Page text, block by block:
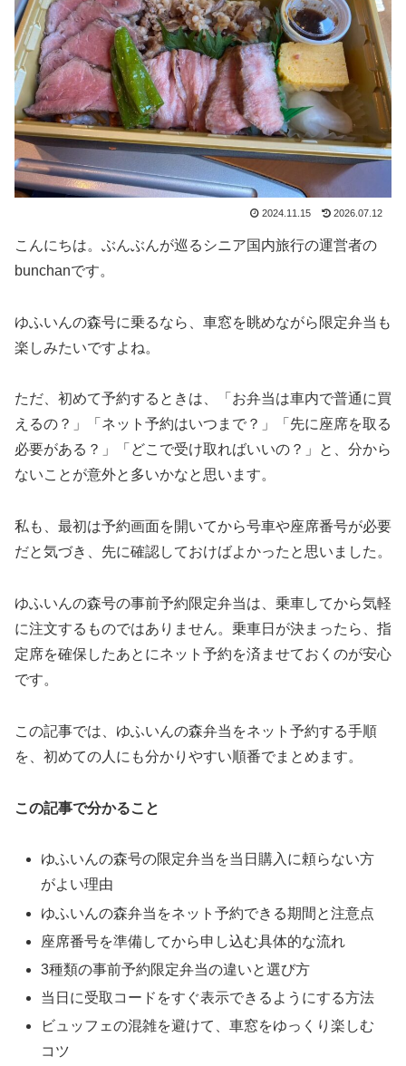
2024.11.15 2026.07.12
こんにちは。ぶんぶんが巡るシニア国内旅行の運営者の
bunchanです。
ゆふいんの森号に乗るなら、車窓を眺めながら限定弁当も
楽しみたいですよね。
ただ、初めて予約するときは、「お弁当は車内で普通に買
えるの？」「ネット予約はいつまで？」「先に座席を取る
必要がある？」「どこで受け取ればいいの？」と、分から
ないことが意外と多いかなと思います。
私も、最初は予約画面を開いてから号車や座席番号が必要
だと気づき、先に確認しておけばよかったと思いました。
ゆふいんの森号の事前予約限定弁当は、乗車してから気軽
に注文するものではありません。乗車日が決まったら、指
定席を確保したあとにネット予約を済ませておくのが安心
です。
この記事では、ゆふいんの森弁当をネット予約する手順
を、初めての人にも分かりやすい順番でまとめます。
この記事で分かること
ゆふいんの森号の限定弁当を当日購入に頼らない方
がよい理由
ゆふいんの森弁当をネット予約できる期間と注意点
座席番号を準備してから申し込む具体的な流れ
3種類の事前予約限定弁当の違いと選び方
当日に受取コードをすぐ表示できるようにする方法
ビュッフェの混雑を避けて、車窓をゆっくり楽しむ
コツ